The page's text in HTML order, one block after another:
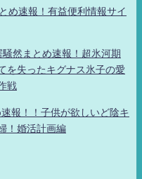
速報！有益便利情報サイ
然まとめ速報！超氷河期
を失ったキグナス氷子の愛
戦
報！！子供が欲しいど陰キ
！婚活計画編